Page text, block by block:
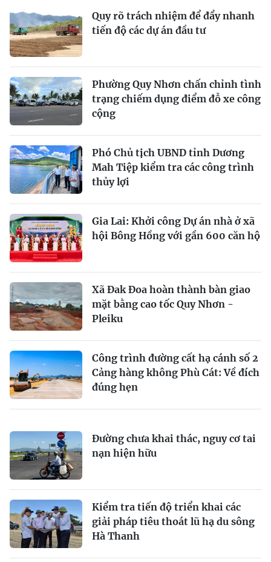
Quy rõ trách nhiệm để đẩy nhanh
tiến độ các dự án đầu tư
Phường Quy Nhơn chấn chỉnh tình
trạng chiếm dụng điểm đỗ xe công
cộng
Phó Chủ tịch UBND tỉnh Dương
Mah Tiệp kiểm tra các công trình
thủy lợi
Gia Lai: Khởi công Dự án nhà ở xã
hội Bông Hồng với gần 600 căn hộ
Xã Đak Đoa hoàn thành bàn giao
mặt bằng cao tốc Quy Nhơn -
Pleiku
Công trình đường cất hạ cánh số 2
Cảng hàng không Phù Cát: Về đích
đúng hẹn
Đường chưa khai thác, nguy cơ tai
nạn hiện hữu
Kiểm tra tiến độ triển khai các
giải pháp tiêu thoát lũ hạ du sông
Hà Thanh